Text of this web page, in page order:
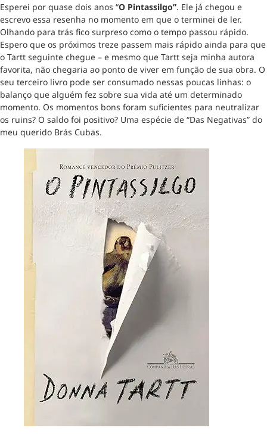
Esperei por quase dois anos “O Pintassilgo”. Ele já chegou e
escrevo essa resenha no momento em que o terminei de ler.
Olhando para trás fico surpreso como o tempo passou rápido.
Espero que os próximos treze passem mais rápido ainda para que
o Tartt seguinte chegue – e mesmo que Tartt seja minha autora
favorita, não chegaria ao ponto de viver em função de sua obra. O
seu terceiro livro pode ser consumado nessas poucas linhas: o
balanço que alguém fez sobre sua vida até um determinado
momento. Os momentos bons foram suficientes para neutralizar
os ruins? O saldo foi positivo? Uma espécie de “Das Negativas” do
meu querido Brás Cubas.